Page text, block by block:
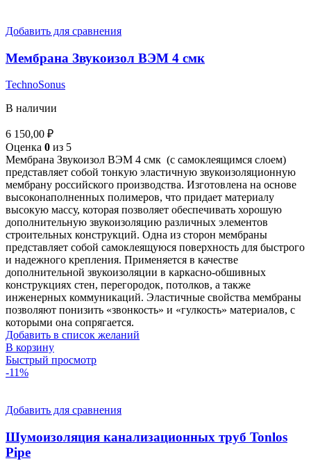
Добавить для сравнения
Мембрана Звукоизол ВЭМ 4 смк
TechnoSonus
В наличии
6 150,00 ₽
Оценка 0 из 5
Мембрана Звукоизол ВЭМ 4 смк (с самоклеящимся слоем)
представляет собой тонкую эластичную звукоизоляционную
мембрану российского производства. Изготовлена на основе
высоконаполненных полимеров, что придает материалу
высокую массу, которая позволяет обеспечивать хорошую
дополнительную звукоизоляцию различных элементов
строительных конструкций. Одна из сторон мембраны
представляет собой самоклеящуюся поверхность для быстрого
и надежного крепления. Применяется в качестве
дополнительной звукоизоляции в каркасно-обшивных
конструкциях стен, перегородок, потолков, а также
инженерных коммуникаций. Эластичные свойства мембраны
позволяют понизить «звонкость» и «гулкость» материалов, с
которыми она сопрягается.
Добавить в список желаний
В корзину
Быстрый просмотр
-11%
Добавить для сравнения
Шумоизоляция канализационных труб Tonlos
Pipe